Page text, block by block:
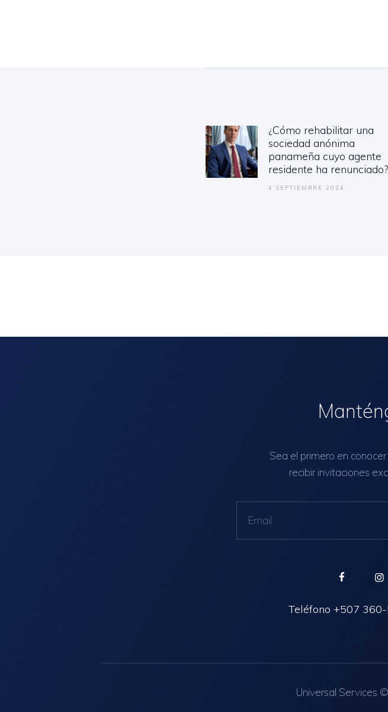
entradas
Previous
post:
¿Cómo rehabilitar una
sociedad anónima
panameña cuyo agente
residente ha renunciado?
4 SEPTIEMBRE 2024
Sea el primero en
recibir invitaciones
Teléfono +507
Universal Services